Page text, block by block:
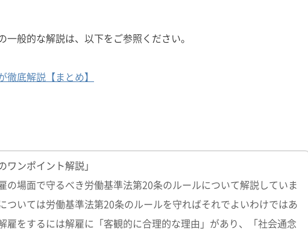
般的な解説は、以下をご参照ください。
底解説【まとめ】
ワンポイント解説」
の場面で守るべき労働基準法第20条のルールについて解説していま
ついては労働基準法第20条のルールを守ればそれでよいわけではあ
雇をするには解雇に「客観的に合理的な理由」があり、「社会通念